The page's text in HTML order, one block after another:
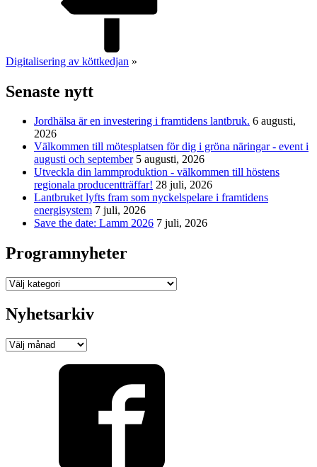
Digitalisering av köttkedjan »
Senaste nytt
Jordhälsa är en investering i framtidens lantbruk. 6 augusti,
2026
Välkommen till mötesplatsen för dig i gröna näringar - event i
augusti och september 5 augusti, 2026
Utveckla din lammproduktion - välkommen till höstens
regionala producentträffar! 28 juli, 2026
Lantbruket lyfts fram som nyckelspelare i framtidens
energisystem 7 juli, 2026
Save the date: Lamm 2026 7 juli, 2026
Programnyheter
Programnyheter
Nyhetsarkiv
Nyhetsarkiv